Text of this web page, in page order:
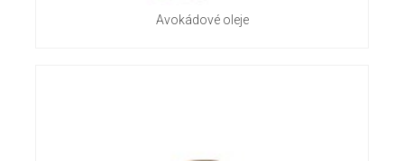
Avokádové oleje